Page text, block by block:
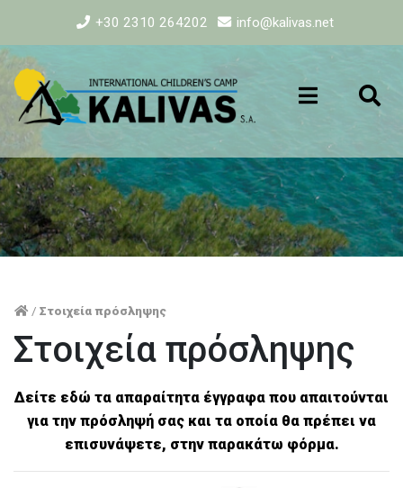
+30 2310 264202 info@kalivas.net
/ Στοιχεία πρόσληψης
Στοιχεία πρόσληψης
Δείτε εδώ τα απαραίτητα έγγραφα που απαιτούνται
για την πρόσληψή σας και τα οποία θα πρέπει να
επισυνάψετε, στην παρακάτω φόρμα.